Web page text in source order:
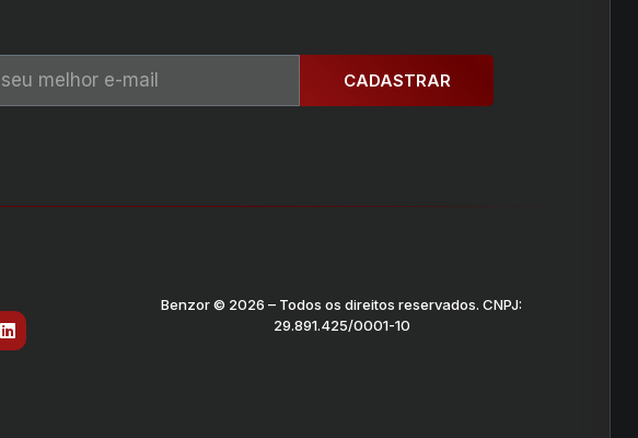
CADASTRAR
Benzor © 2026 – Todos os direitos reservados. CNPJ:
29.891.425/0001-10